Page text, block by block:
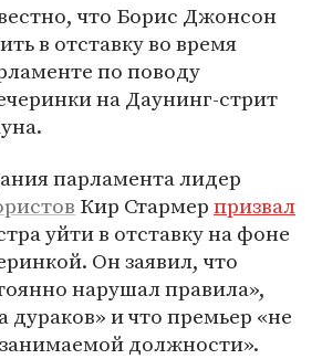
что Борис Джонсон
в отставку во время
по поводу
на Даунинг-стрит
парламента лидер
Кир Стармерпризвал
уйти в отставку на фоне
Он заявил, что
нарушал правила»,
дураков» и что премьер «не
занимаемой должности».